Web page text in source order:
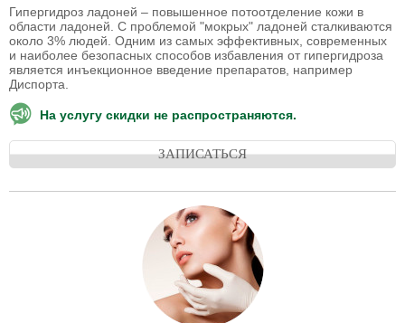
Гипергидроз ладоней – повышенное потоотделение кожи в
области ладоней. С проблемой "мокрых" ладоней сталкиваются
около 3% людей. Одним из самых эффективных, современных
и наиболее безопасных способов избавления от гипергидроза
является инъекционное введение препаратов, например
Диспорта.
На услугу скидки не распространяются.
ЗАПИСАТЬСЯ